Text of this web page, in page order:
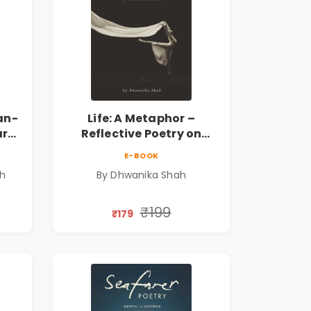
Life: A Metaphor –
Reflective Poetry on
A Journey Through Inner
Connection | By
E-BOOK
By Dhwanika Shah
₹179 ₹199